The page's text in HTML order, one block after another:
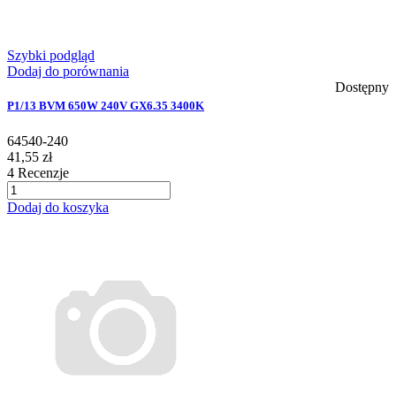
Szybki podgląd
Dodaj do porównania
Dostępny
P1/13 BVM 650W 240V GX6.35 3400K
64540-240
41,55 zł
4 Recenzje
Dodaj do koszyka